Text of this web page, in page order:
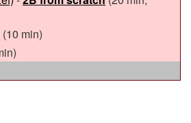
(10 min)